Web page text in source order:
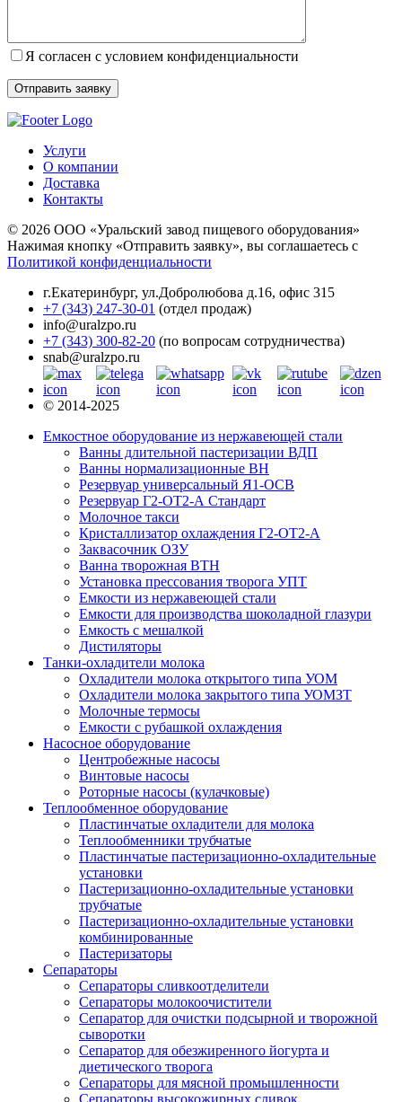
Я согласен с условием конфиденциальности
Услуги
О компании
Доставка
Контакты
© 2026 ООО «Уральский завод пищевого оборудования»
Нажимая кнопку «Отправить заявку», вы соглашаетесь с
Политикой конфиденциальности
г.Екатеринбург, ул.Добролюбова д.16, офис 315
+7 (343) 247-30-01 (отдел продаж)
info@uralzpo.ru
+7 (343) 300-82-20 (по вопросам сотрудничества)
snab@uralzpo.ru
© 2014-2025
Емкостное оборудование из нержавеющей стали
Ванны длительной пастеризации ВДП
Ванны нормализационные ВН
Резервуар универсальный Я1-ОСВ
Резервуар Г2-ОТ2-А Стандарт
Молочное такси
Кристаллизатор охлаждения Г2-ОТ2-А
Заквасочник ОЗУ
Ванна творожная ВТН
Установка прессования творога УПТ
Емкости из нержавеющей стали
Емкости для производства шоколадной глазури
Емкость с мешалкой
Дистиляторы
Танки-охладители молока
Охладители молока открытого типа УОМ
Охладители молока закрытого типа УОМЗТ
Молочные термосы
Емкости с рубашкой охлаждения
Насосное оборудование
Центробежные насосы
Винтовые насосы
Роторные насосы (кулачковые)
Теплообменное оборудование
Пластинчатые охладители для молока
Теплообменники трубчатые
Пластинчатые пастеризационно-охладительные
установки
Пастеризационно-охладительные установки
трубчатые
Пастеризационно-охладительные установки
комбинированные
Пастеризаторы
Сепараторы
Сепараторы сливкоотделители
Сепараторы молокоочистители
Сепаратор для очистки подсырной и творожной
сыворотки
Сепаратор для обезжиренного йогурта и
диетического творога
Сепараторы для мясной промышленности
Сепараторы высокожирных сливок